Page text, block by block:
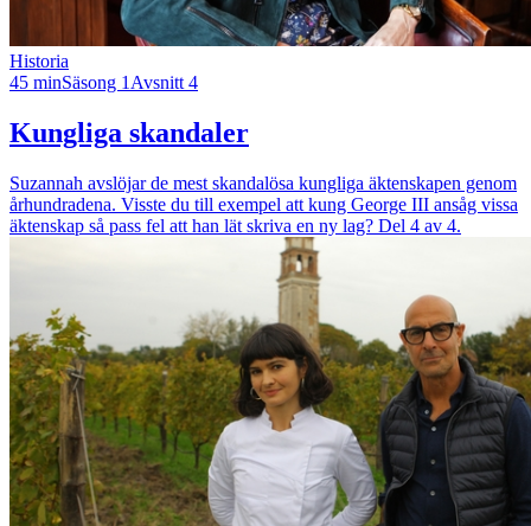
Historia
45 minSäsong 1 Avsnitt 4
Kungliga skandaler
Suzannah avslöjar de mest skandalösa kungliga äktenskapen genom
århundradena. Visste du till exempel att kung George III ansåg vissa
äktenskap så pass fel att han lät skriva en ny lag? Del 4 av 4.